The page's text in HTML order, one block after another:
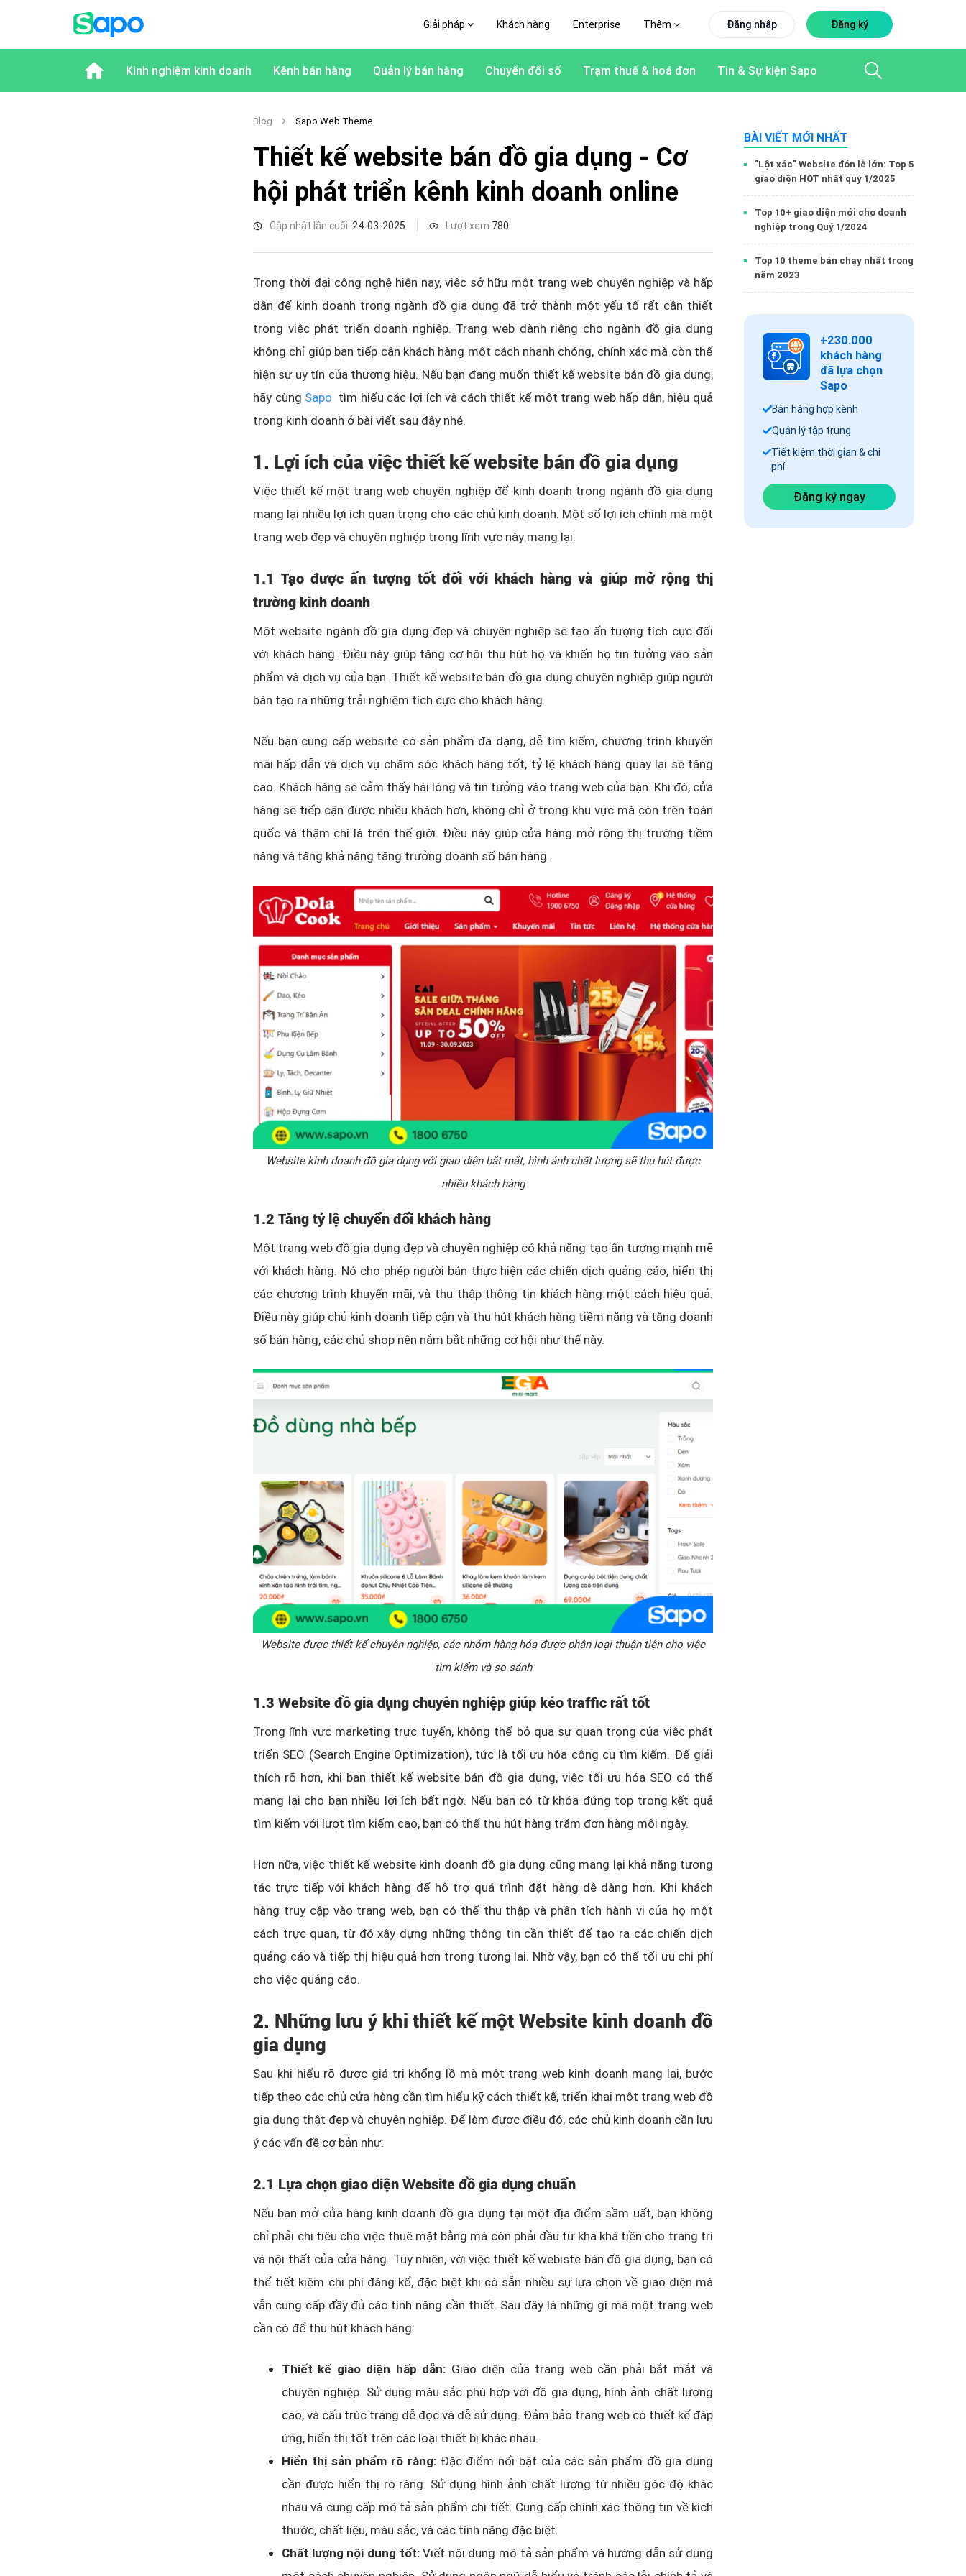
Giải pháp Khách hàng Enterprise Thêm Đăng nhập Đăng ký
Kinh nghiệm kinh doanh Kênh bán hàng Quản lý bán hàng Chuyển đổi số Trạm thuế & hoá đơn Tin & Sự kiện Sapo
BÀI VIẾT MỚI NHẤT
"Lột xác" Website đón lễ lớn: Top 5
giao diện HOT nhất quý 1/2025
Top 10+ giao diện mới cho doanh
nghiệp trong Quý 1/2024
Top 10 theme bán chạy nhất trong
năm 2023
+230.000
khách hàng
đã lựa chọn
Sapo
Bán hàng hợp kênh
Quản lý tập trung
Tiết kiệm thời gian & chi
phí
Đăng ký ngay
Blog Sapo Web Theme
Thiết kế website bán đồ gia dụng - Cơ
hội phát triển kênh kinh doanh online
Cập nhật lần cuối: 24-03-2025 Lượt xem 780
Trong thời đại công nghệ hiện nay, việc sở hữu một trang web chuyên nghiệp và hấp
dẫn để kinh doanh trong ngành đồ gia dụng đã trở thành một yếu tố rất cần thiết
trong việc phát triển doanh nghiệp. Trang web dành riêng cho ngành đồ gia dụng
không chỉ giúp bạn tiếp cận khách hàng một cách nhanh chóng, chính xác mà còn thể
hiện sự uy tín của thương hiệu. Nếu bạn đang muốn thiết kế website bán đồ gia dụng,
hãy cùng Sapo tìm hiểu các lợi ích và cách thiết kế một trang web hấp dẫn, hiệu quả
trong kinh doanh ở bài viết sau đây nhé.
1. Lợi ích của việc thiết kế website bán đồ gia dụng
Việc thiết kế một trang web chuyên nghiệp để kinh doanh trong ngành đồ gia dụng
mang lại nhiều lợi ích quan trọng cho các chủ kinh doanh. Một số lợi ích chính mà một
trang web đẹp và chuyên nghiệp trong lĩnh vực này mang lại:
1.1 Tạo được ấn tượng tốt đối với khách hàng và giúp mở rộng thị
trường kinh doanh
Một website ngành đồ gia dụng đẹp và chuyên nghiệp sẽ tạo ấn tượng tích cực đối
với khách hàng. Điều này giúp tăng cơ hội thu hút họ và khiến họ tin tưởng vào sản
phẩm và dịch vụ của bạn. Thiết kế website bán đồ gia dụng chuyên nghiệp giúp người
bán tạo ra những trải nghiệm tích cực cho khách hàng.
Nếu bạn cung cấp website có sản phẩm đa dạng, dễ tìm kiếm, chương trình khuyến
mãi hấp dẫn và dịch vụ chăm sóc khách hàng tốt, tỷ lệ khách hàng quay lại sẽ tăng
cao. Khách hàng sẽ cảm thấy hài lòng và tin tưởng vào trang web của bạn. Khi đó, cửa
hàng sẽ tiếp cận được nhiều khách hơn, không chỉ ở trong khu vực mà còn trên toàn
quốc và thậm chí là trên thế giới. Điều này giúp cửa hàng mở rộng thị trường tiềm
năng và tăng khả năng tăng trưởng doanh số bán hàng.
Website kinh doanh đồ gia dụng với giao diện bắt mắt, hình ảnh chất lượng sẽ thu hút được
nhiều khách hàng
1.2 Tăng tỷ lệ chuyển đổi khách hàng
Một trang web đồ gia dụng đẹp và chuyên nghiệp có khả năng tạo ấn tượng mạnh mẽ
với khách hàng. Nó cho phép người bán thực hiện các chiến dịch quảng cáo, hiển thị
các chương trình khuyến mãi, và thu thập thông tin khách hàng một cách hiệu quả.
Điều này giúp chủ kinh doanh tiếp cận và thu hút khách hàng tiềm năng và tăng doanh
số bán hàng, các chủ shop nên nắm bắt những cơ hội như thế này.
Website được thiết kế chuyên nghiệp, các nhóm hàng hóa được phân loại thuận tiện cho việc
tìm kiếm và so sánh
1.3 Website đồ gia dụng chuyên nghiệp giúp kéo traffic rất tốt
Trong lĩnh vực marketing trực tuyến, không thể bỏ qua sự quan trọng của việc phát
triển SEO (Search Engine Optimization), tức là tối ưu hóa công cụ tìm kiếm. Để giải
thích rõ hơn, khi bạn thiết kế website bán đồ gia dụng, việc tối ưu hóa SEO có thể
mang lại cho bạn nhiều lợi ích bất ngờ. Nếu bạn có từ khóa đứng top trong kết quả
tìm kiếm với lượt tìm kiếm cao, bạn có thể thu hút hàng trăm đơn hàng mỗi ngày.
Hơn nữa, việc thiết kế website kinh doanh đồ gia dụng cũng mang lại khả năng tương
tác trực tiếp với khách hàng để hỗ trợ quá trình đặt hàng dễ dàng hơn. Khi khách
hàng truy cập vào trang web, bạn có thể thu thập và phân tích hành vi của họ một
cách trực quan, từ đó xây dựng những thông tin cần thiết để tạo ra các chiến dịch
quảng cáo và tiếp thị hiệu quả hơn trong tương lai. Nhờ vậy, bạn có thể tối ưu chi phí
cho việc quảng cáo.
2. Những lưu ý khi thiết kế một Website kinh doanh đồ
gia dụng
Sau khi hiểu rõ được giá trị khổng lồ mà một trang web kinh doanh mang lại, bước
tiếp theo các chủ cửa hàng cần tìm hiểu kỹ cách thiết kế, triển khai một trang web đồ
gia dụng thật đẹp và chuyên nghiệp. Để làm được điều đó, các chủ kinh doanh cần lưu
ý các vấn đề cơ bản như:
2.1 Lựa chọn giao diện Website đồ gia dụng chuẩn
Nếu bạn mở cửa hàng kinh doanh đồ gia dụng tại một địa điểm sầm uất, bạn không
chỉ phải chi tiêu cho việc thuê mặt bằng mà còn phải đầu tư kha khá tiền cho trang trí
và nội thất của cửa hàng. Tuy nhiên, với việc thiết kế webiste bán đồ gia dụng, bạn có
thể tiết kiệm chi phí đáng kể, đặc biệt khi có sẵn nhiều sự lựa chọn về giao diện mà
vẫn cung cấp đầy đủ các tính năng cần thiết. Sau đây là những gì mà một trang web
cần có để thu hút khách hàng:
Thiết kế giao diện hấp dẫn: Giao diện của trang web cần phải bắt mắt và
chuyên nghiệp. Sử dụng màu sắc phù hợp với đồ gia dụng, hình ảnh chất lượng
cao, và cấu trúc trang dễ đọc và dễ sử dụng. Đảm bảo trang web có thiết kế đáp
ứng, hiển thị tốt trên các loại thiết bị khác nhau.
Hiển thị sản phẩm rõ ràng:Đặc điểm nổi bật của các sản phẩm đồ gia dụng
cần được hiển thị rõ ràng. Sử dụng hình ảnh chất lượng từ nhiều góc độ khác
nhau và cung cấp mô tả sản phẩm chi tiết. Cung cấp chính xác thông tin về kích
thước, chất liệu, màu sắc, và các tính năng đặc biệt.
Chất lượng nội dung tốt:Viết nội dung mô tả sản phẩm và hướng dẫn sử dụng